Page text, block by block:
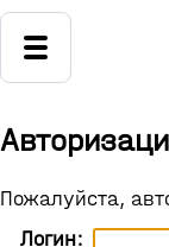
Пожалуйста,
Логин: